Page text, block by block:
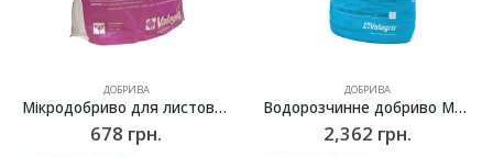
ДОБРИВА
Водорозчинне добриво Мастер (Master) NPK 20.20.20, Valagro – 10 кг
2,362грн.
ДОБРИВА
Мікродобриво для листових підживлень Брексіл Мікс (Brexil Mix), Valagro – 1 кг
792грн.